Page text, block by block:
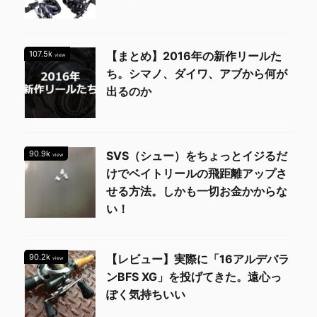
107.5k view
【まとめ】2016年の新作リールた
ち。シマノ、ダイワ、アブから何が
出るのか
90.9k view
SVS（シュー）をちょっとイジるだ
けでベイトリールの飛距離アップさ
せる方法。しかも一切お金かからな
い！
90.2k view
【レビュー】実際に「16アルデバラ
ンBFS XG」を投げてきた。遠心っ
ぽく気持ちいい